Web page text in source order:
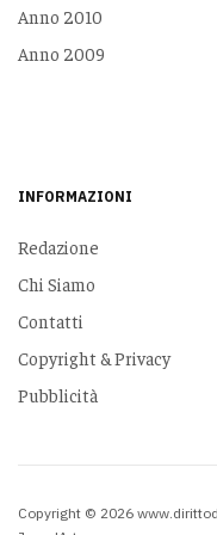
Anno 2010
Anno 2009
INFORMAZIONI
Redazione
Chi Siamo
Contatti
Copyright & Privacy
Pubblicità
Copyright © 2026